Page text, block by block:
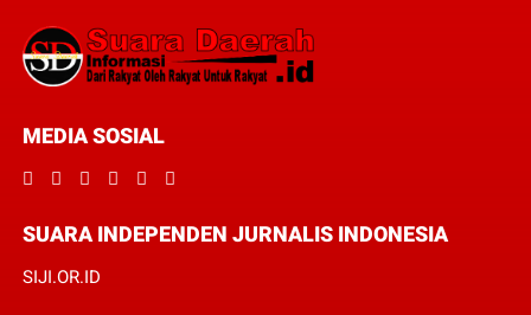
MEDIA SOSIAL
SUARA INDEPENDEN JURNALIS INDONESIA
SIJI.OR.ID